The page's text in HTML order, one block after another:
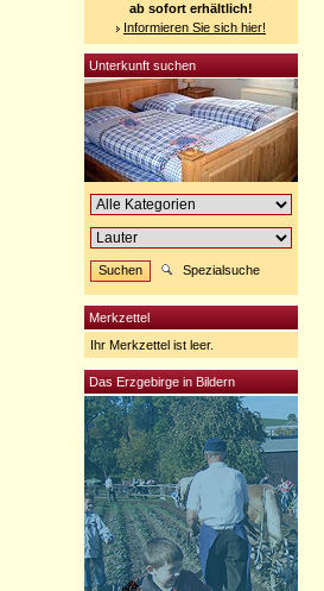
ab sofort erhältlich!
Informieren Sie sich hier!
Unterkunft suchen
Spezialsuche
Merkzettel
Ihr Merkzettel ist leer.
Das Erzgebirge in Bildern